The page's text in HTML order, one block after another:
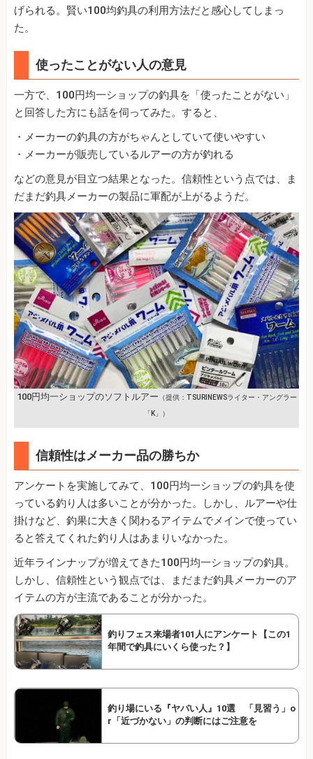
げられる。賢い100均釣具の利用方法だと感心してしまっ
た。
使ったことがない人の意見
一方で、100円均一ショップの釣具を「使ったことがない」
と回答した方にも話を伺ってみた。すると、
・メーカーの釣具の方がちゃんとしていて使いやすい
・メーカーが販売しているルアーの方が釣れる
などの意見が目立つ結果となった。信頼性という点では、ま
だまだ釣具メーカーの製品に軍配が上がるようだ。
100円均一ショップのソフトルアー （提供：TSURINEWSライター・アングラー
「K」）
信頼性はメーカー品の勝ちか
アンケートを実施してみて、100円均一ショップの釣具を使
っている釣り人は多いことが分かった。しかし、ルアーや仕
掛けなど、釣果に大きく関わるアイテムでメインで使ってい
ると答えてくれた釣り人はあまりいなかった。
近年ラインナップが増えてきた100円均一ショップの釣具。
しかし、信頼性という観点では、まだまだ釣具メーカーのア
イテムの方が主流であることが分かった。
釣りフェス来場者101人にアンケート【この1
年間で釣具にいくら使った？】
釣り場にいる『ヤバい人』10選 「見習う」o
r「近づかない」の判断にはご注意を